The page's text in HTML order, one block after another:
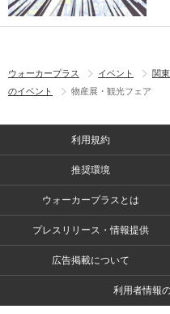
ウォーカープラス イベント 関
のイベント
物産展・観光フェア
利用規約
推奨環境
ウォーカープラスとは
プレスリリース・情報提供
広告掲載について
利用者情報